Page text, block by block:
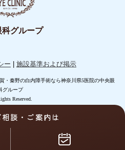
科グループ
ー 施設基準および掲示
・秦野の白内障手術なら神奈川県5医院の中央眼
グループ
Reserved.
談・ご案内は